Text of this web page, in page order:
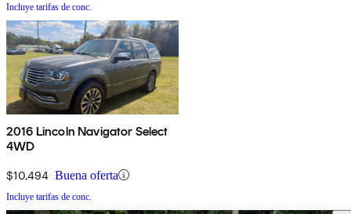
Incluye tarifas de conc.
2016 Lincoln Navigator Select
4WD
$10,494 Buena oferta
Incluye tarifas de conc.